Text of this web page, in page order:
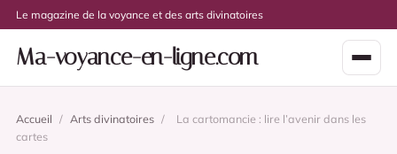
Le magazine de la voyance et des arts divinatoires
Ma-voyance-en-ligne.com
Accueil / Arts divinatoires /
La cartomancie : lire l’avenir dans les
cartes